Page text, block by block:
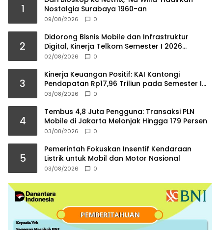
1
Nostalgia Surabaya 1960-an
09/08/2026 0
2
Didorong Bisnis Mobile dan Infrastruktur
Digital, Kinerja Telkom Semester I 2026
Tumbuh Positif
02/08/2026 0
3
Kinerja Keuangan Positif: KAI Kantongi
Pendapatan Rp17,96 Triliun pada Semester I
2026
03/08/2026 0
4
Tembus 4,8 Juta Pengguna: Transaksi PLN
Mobile di Jakarta Melonjak Hingga 179 Persen
03/08/2026 0
5
Pemerintah Fokuskan Insentif Kendaraan
Listrik untuk Mobil dan Motor Nasional
03/08/2026 0